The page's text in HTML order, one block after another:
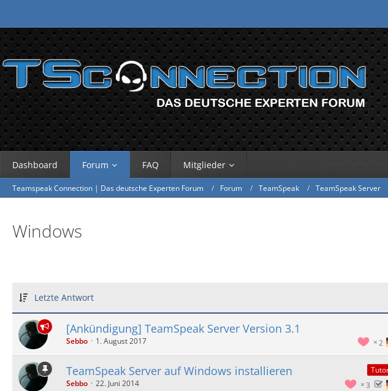
Dashboard Forum FAQ Mitglieder
Teamspeak Connection | Das deutsche Experten Forum Forum TeamSpeak TeamSpeak Server
Windows
Letzte Antwort
[Ankündigung] TeamSpeak Server Version 3.1
2
Sebbo 1. August 2017
TeamSpeak Server auf Windows installieren
3
Sebbo 22. Juni 2014